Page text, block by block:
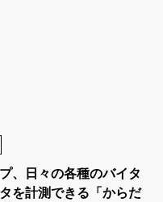
、日々の各種のバイタ
を計測できる「からだ